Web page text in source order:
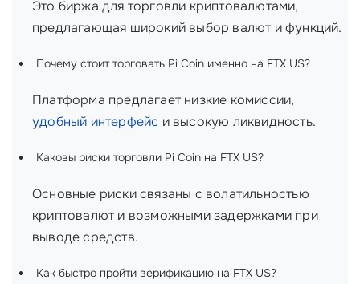
Это биржа для торговли криптовалютами,
предлагающая широкий выбор валют и функций.
Почему стоит торговать Pi Coin именно на FTX US?
Платформа предлагает низкие комиссии,
удобный интерфейс и высокую ликвидность.
Каковы риски торговли Pi Coin на FTX US?
Основные риски связаны с волатильностью
криптовалют и возможными задержками при
выводе средств.
Как быстро пройти верификацию на FTX US?